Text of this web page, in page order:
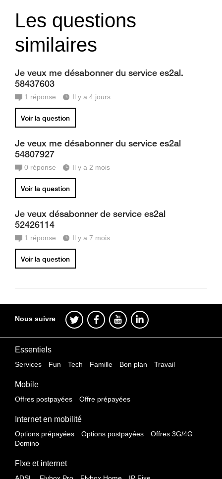
Les questions
similaires
Je veux me désabonner du service es2al.
58437603
1 réponse Il y a 4 jours
Voir la question
Je veux me désabonner du service es2al
54807927
0 réponse Il y a 2 mois
Voir la question
Je veux désabonner de service es2al
52426114
1 réponse Il y a 7 mois
Voir la question
Nous suivre
Essentiels
Services Fun Tech Famille Bon plan Travail
Mobile
Offres postpayées Offre prépayées
Internet en mobilité
Options prépayées Options postpayées
Offres 3G/4G
Domino
FIxe et internet